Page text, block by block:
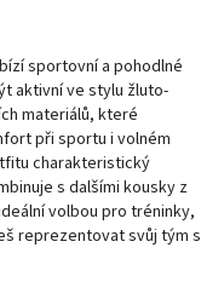
sportovní a pohodlné
aktivní ve stylu žluto-
materiálů, které
při sportu i volném
charakteristický
s dalšími kousky z
volbou pro tréninky,
reprezentovat svůj tým s